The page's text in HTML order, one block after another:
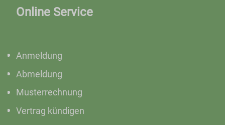
Online Service
Anmeldung
Abmeldung
Musterrechnung
Vertrag kündigen